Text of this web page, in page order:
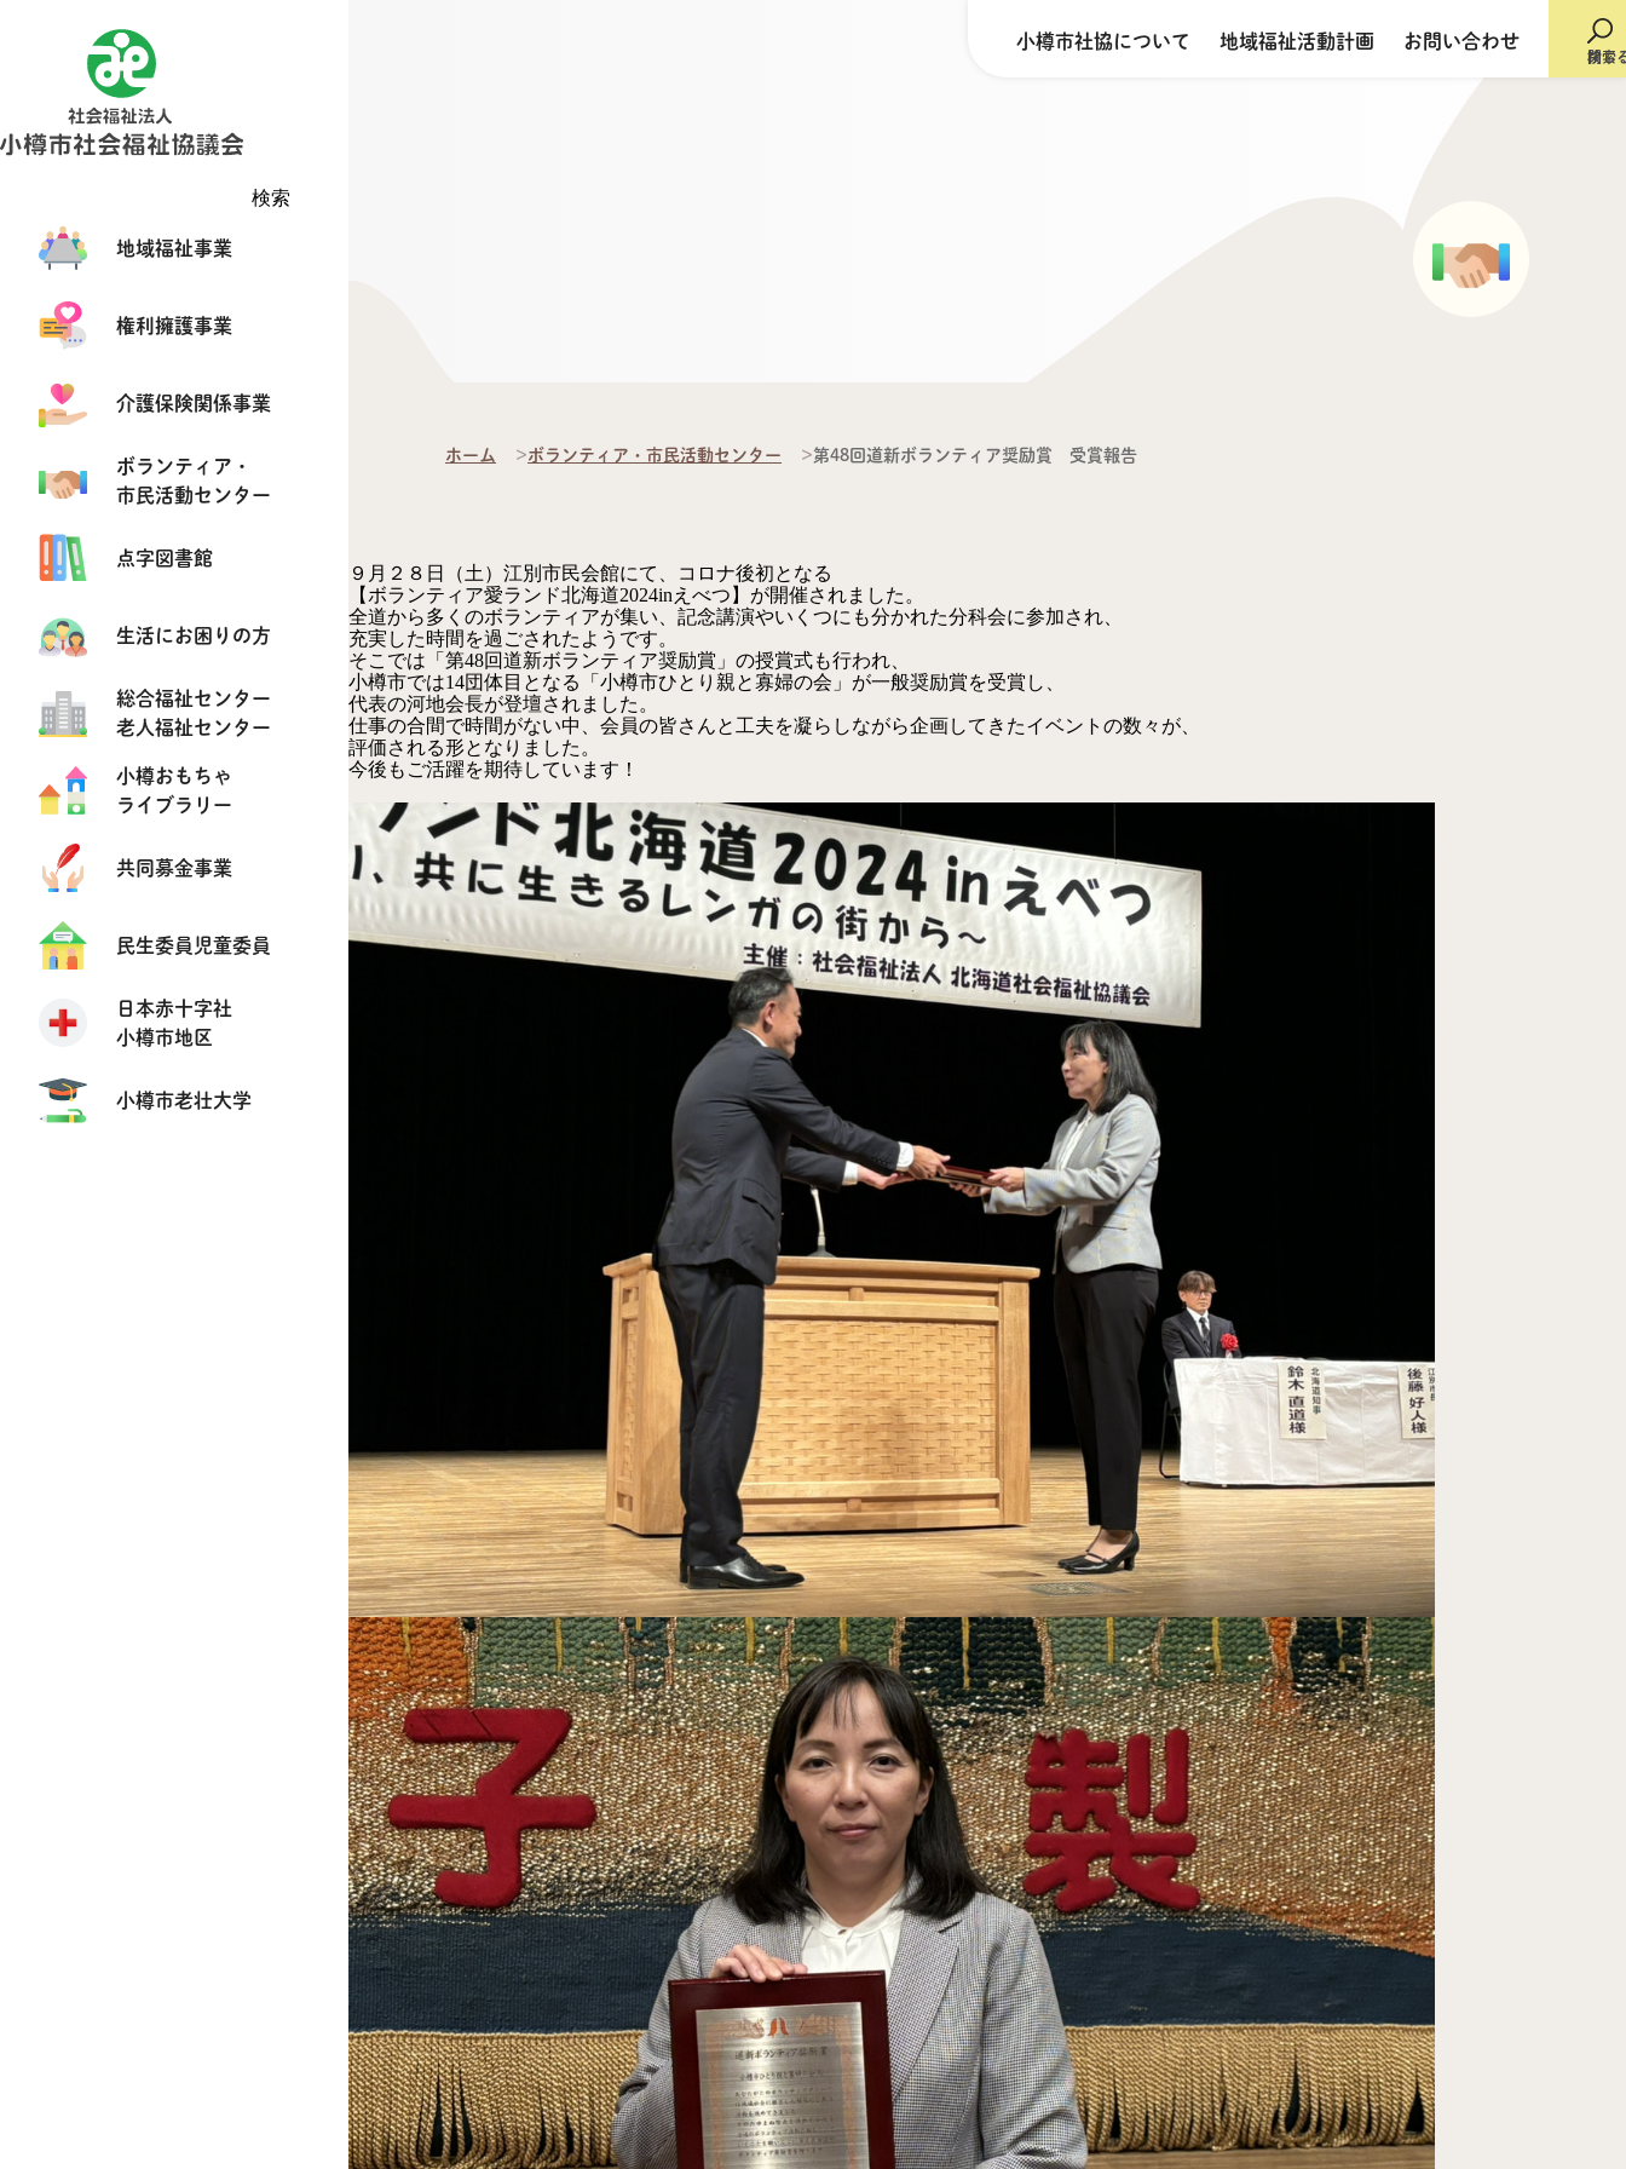
検索
地域福祉事業
権利擁護事業
介護保険関係事業
ボランティア・
市民活動センター
点字図書館
生活にお困りの方
総合福祉センター
老人福祉センター
小樽おもちゃ
ライブラリー
共同募金事業
民生委員児童委員
日本赤十字社
小樽市地区
小樽市老壮大学
小樽市社協について 地域福祉活動計画 お問い合わせ
検索
閉じ
ホーム ボランティア・市民活動センター 第48回道新ボランティア奨励賞 受賞報告
９月２８日（土）江別市民会館にて、コロナ後初となる
【ボランティア愛ランド北海道2024inえべつ】が開催されました。
全道から多くのボランティアが集い、記念講演やいくつにも分かれた分科会に参加され、
充実した時間を過ごされたようです。
そこでは「第48回道新ボランティア奨励賞」の授賞式も行われ、
小樽市では14団体目となる「小樽市ひとり親と寡婦の会」が一般奨励賞を受賞し、
代表の河地会長が登壇されました。
仕事の合間で時間がない中、会員の皆さんと工夫を凝らしながら企画してきたイベントの数々が、
評価される形となりました。
今後もご活躍を期待しています！